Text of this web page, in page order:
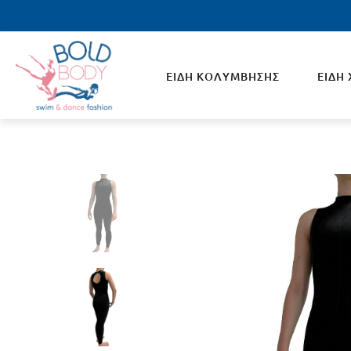
ΕΙΔΗ ΚΟΛΥΜΒΗΣΗΣ
ΑΝΔΡΙΚΑ
Ανδρικά Μπουρνούζια Κολυμβητηρίου
Μαγιό Ανδρικά
Σκουφάκια Κολύμβησης
Γυαλάκια Κολύμβησης
ΕΙΔΗ